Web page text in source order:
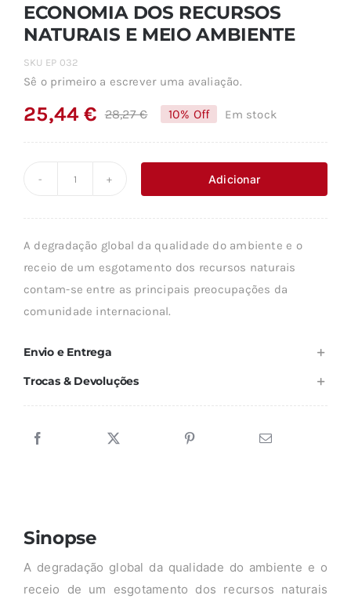
ECONOMIA DOS RECURSOS
NATURAIS E MEIO AMBIENTE
SKU EP 032
Sê o primeiro a escrever uma avaliação.
28,27€O
original
era:
25,44€
O
é:
10% Off Em stock
DOS
RECURSOS
Adicionar
A degradação global da qualidade do ambiente e o
receio de um esgotamento dos recursos naturais
contam-se entre as principais preocupações da
comunidade internacional.
Envio e Entrega
Trocas & Devoluções
Sinopse
A degradação global da qualidade do ambiente e o
receio de um esgotamento dos recursos naturais